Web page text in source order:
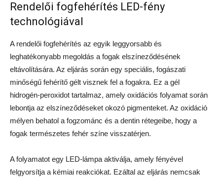
Rendelői fogfehérítés LED-fény
technológiával
A rendelői fogfehérítés az egyik leggyorsabb és
leghatékonyabb megoldás a fogak elszíneződésének
eltávolítására. Az eljárás során egy speciális, fogászati
minőségű fehérítő gélt visznek fel a fogakra. Ez a gél
hidrogén-peroxidot tartalmaz, amely oxidációs folyamat során
lebontja az elszíneződéseket okozó pigmenteket. Az oxidáció
mélyen behatol a fogzománc és a dentin rétegeibe, hogy a
fogak természetes fehér színe visszatérjen.
A folyamatot egy LED-lámpa aktiválja, amely fényével
felgyorsítja a kémiai reakciókat. Ezáltal az eljárás nemcsak